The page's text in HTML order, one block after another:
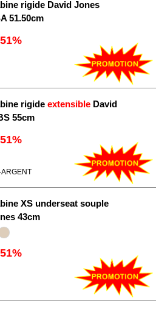
rigide David Jones
51.50cm
rigide extensible David
55cm
XS underseat souple
43cm